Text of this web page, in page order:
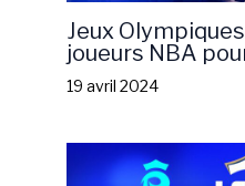
Jeux
joueurs NBA
19 avril 2024